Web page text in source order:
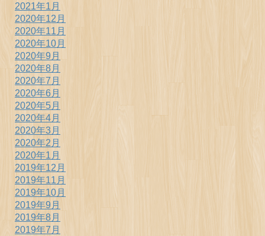
2021年1月
2020年12月
2020年11月
2020年10月
2020年9月
2020年8月
2020年7月
2020年6月
2020年5月
2020年4月
2020年3月
2020年2月
2020年1月
2019年12月
2019年11月
2019年10月
2019年9月
2019年8月
2019年7月